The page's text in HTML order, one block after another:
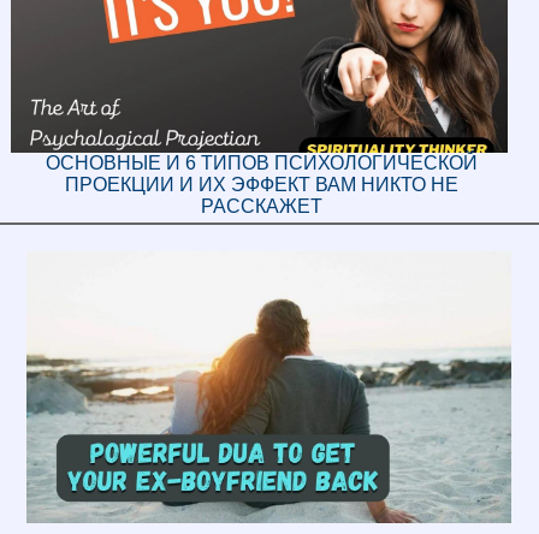
ОСНОВНЫЕ И 6 ТИПОВ ПСИХОЛОГИЧЕСКОЙ
ПРОЕКЦИИ И ИХ ЭФФЕКТ ВАМ НИКТО НЕ
РАССКАЖЕТ